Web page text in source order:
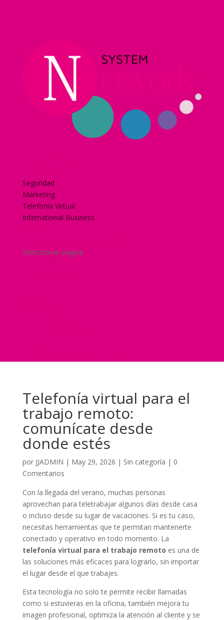
Seguridad
Marketing
Telefonía Virtual
International Business
Seleccionar página
Telefonía virtual para el
trabajo remoto:
comunícate desde
donde estés
por JJADMIN | May 29, 2026 | Sin categoría | 0
Comentarios
Con la llegada del verano, muchas personas
aprovechan para teletrabajar algunos días desde casa
o incluso desde su lugar de vacaciones. Si es tu caso,
necesitas herramientas que te permitan mantenerte
conectado y operativo en todo momento. La
telefonía virtual para el trabajo remoto es una de
las soluciones más eficaces para lograrlo, sin importar
el lugar desde el que trabajes.
Esta tecnología no solo te permite recibir llamadas
como si estuvieras en la oficina, también mejora tu
imagen profesional, optimiza la atención al cliente y se